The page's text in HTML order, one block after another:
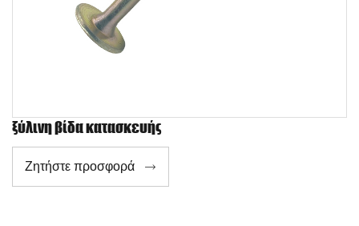
ξύλινη βίδα κατασκευής
Ζητήστε προσφορά 